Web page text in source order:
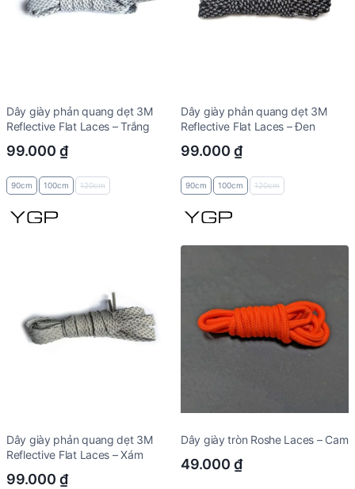
Dây giày phản quang dẹt 3M
Reflective Flat Laces – Trắng
99.000 ₫
90cm 100cm 120cm
Dây giày phản quang dẹt 3M
Reflective Flat Laces – Đen
99.000 ₫
90cm 100cm 120cm
Dây giày phản quang dẹt 3M
Reflective Flat Laces – Xám
99.000 ₫
Dây giày tròn Roshe Laces – Cam
49.000 ₫